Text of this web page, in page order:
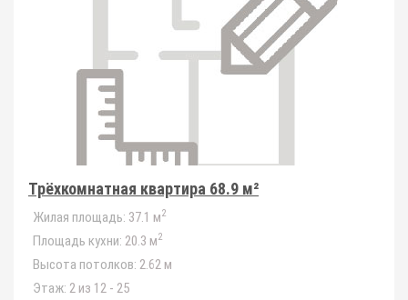
Трёхкомнатная квартира 68.9 м²
Жилая площадь: 37.1 м2
Площадь кухни: 20.3 м2
Высота потолков: 2.62 м
Этаж: 2 из 12 - 25